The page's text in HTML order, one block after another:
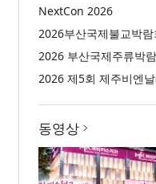
NextCon 2026
2026부산국제불교박람
2026 부산국제주류박
2026 제5회 제주비엔
동영상